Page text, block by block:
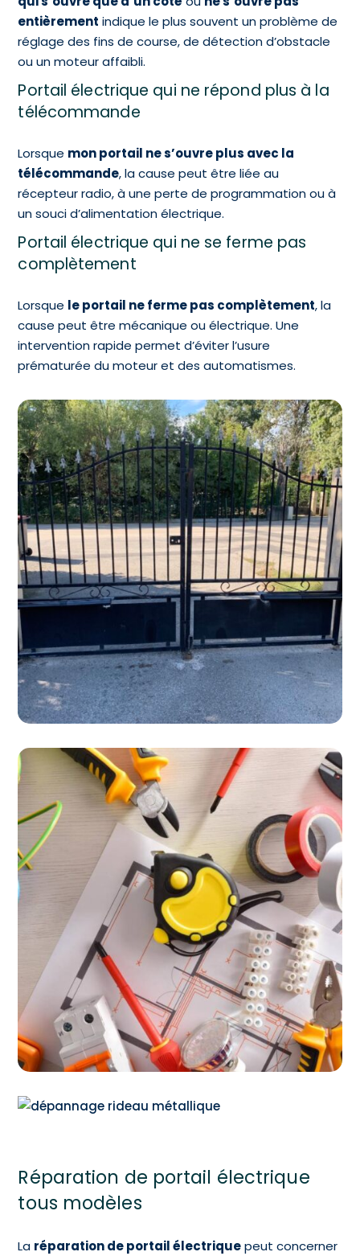
entièrement indique le plus souvent un problème de
réglage des fins de course, de détection d’obstacle
ou un moteur affaibli.
Portail électrique qui ne répond plus à la
télécommande
Lorsque mon portail ne s’ouvre plus avec la
télécommande, la cause peut être liée au
récepteur radio, à une perte de programmation ou à
un souci d’alimentation électrique.
Portail électrique qui ne se ferme pas
complètement
Lorsque le portail ne ferme pas complètement, la
cause peut être mécanique ou électrique. Une
intervention rapide permet d’éviter l’usure
prématurée du moteur et des automatismes.
Réparation de portail électrique
tous modèles
La réparation de portail électriquepeut concerner